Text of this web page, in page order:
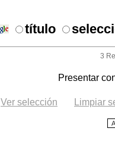
título
3
Presentar
Ver selección Limpiar